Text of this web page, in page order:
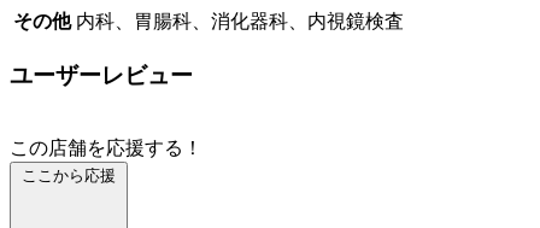
その他 内科、胃腸科、消化器科、内視鏡検査
ユーザーレビュー
この店舗を応援する！
ここから応援